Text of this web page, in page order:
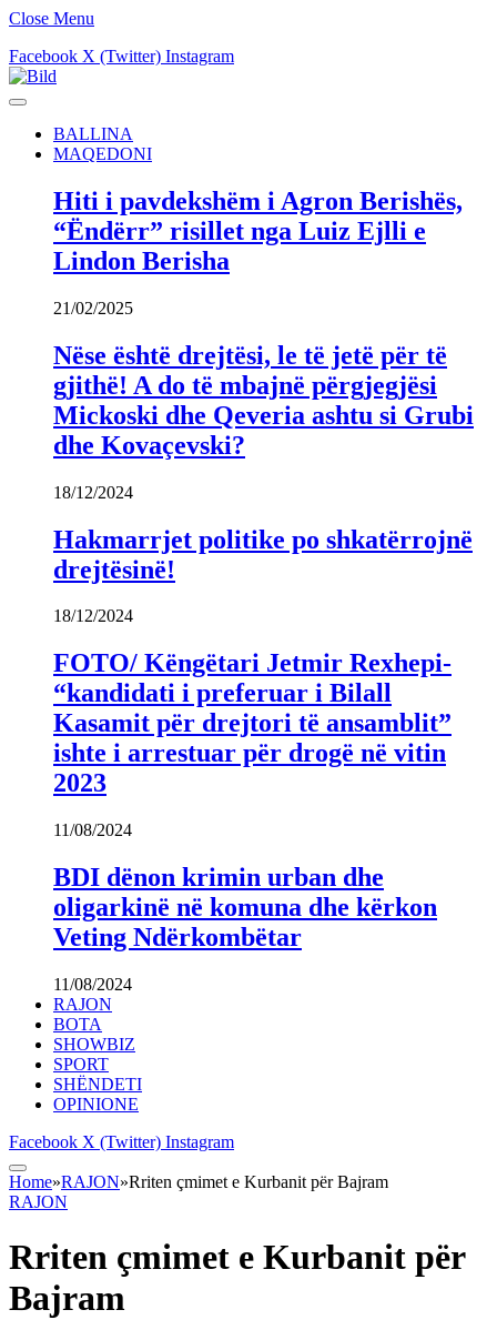
Close Menu
Facebook X (Twitter) Instagram
BALLINA
MAQEDONI
Hiti i pavdekshëm i Agron Berishës,
“Ëndërr” risillet nga Luiz Ejlli e
Lindon Berisha
21/02/2025
Nëse është drejtësi, le të jetë për të
gjithë! A do të mbajnë përgjegjësi
Mickoski dhe Qeveria ashtu si Grubi
dhe Kovaçevski?
18/12/2024
Hakmarrjet politike po shkatërrojnë
drejtësinë!
18/12/2024
FOTO/ Këngëtari Jetmir Rexhepi-
“kandidati i preferuar i Bilall
Kasamit për drejtori të ansamblit”
ishte i arrestuar për drogë në vitin
2023
11/08/2024
BDI dënon krimin urban dhe
oligarkinë në komuna dhe kërkon
Veting Ndërkombëtar
11/08/2024
RAJON
BOTA
SHOWBIZ
SPORT
SHËNDETI
OPINIONE
Facebook X (Twitter) Instagram
Home»RAJON»Rriten çmimet e Kurbanit për Bajram
RAJON
Rriten çmimet e Kurbanit për
Bajram